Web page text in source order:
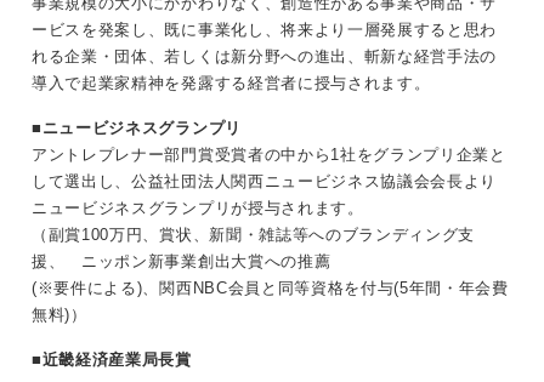
ービスを発案し、既に事業化し、将来より一層発展すると思わ
れる企業・団体、若しくは新分野への進出、斬新な経営手法の
導入で起業家精神を発露する経営者に授与されます。
■ニュービジネスグランプリ
アントレプレナー部門賞受賞者の中から1社をグランプリ企業と
して選出し、公益社団法人関西ニュービジネス協議会会長より
ニュービジネスグランプリが授与されます。
（副賞100万円、賞状、新聞・雑誌等へのブランディング支
援、 ニッポン新事業創出大賞への推薦
(※要件による)、関西NBC会員と同等資格を付与(5年間・年会費
無料)）
■近畿経済産業局長賞